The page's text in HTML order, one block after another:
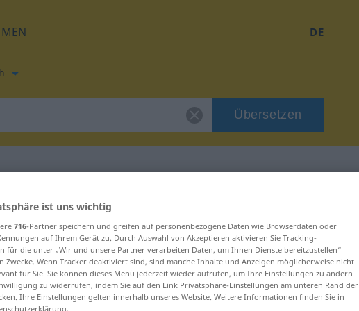
DE
Übersetzen
für "normen"
Zeitwort
ist uns wichtig
716-Partner speichern und greifen auf personenbezogene Daten wie Browserdaten oder
auf Ihrem Gerät zu. Durch Auswahl von Akzeptieren aktivieren Sie Tracking-
für die unter „Wir und unsere Partner verarbeiten Daten, um Ihnen Dienste bereitzustellen“
Zwecke. Wenn Tracker deaktiviert sind, sind manche Inhalte und Anzeigen möglicherweise nicht
für Sie. Sie können dieses Menü jederzeit wieder aufrufen, um Ihre Einstellungen zu ändern
zu widerrufen, indem Sie auf den Link Privatsphäre-Einstellungen am unteren Rand der
Ihre Einstellungen gelten innerhalb unseres Website. Weitere Informationen finden Sie in